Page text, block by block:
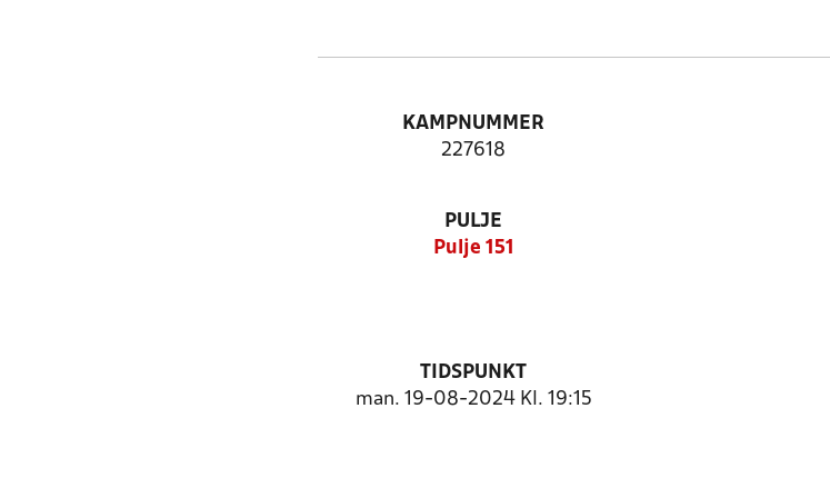
KAMPNUMMER
227618
PULJE
Pulje 151
TIDSPUNKT
man. 19-08-2024 Kl. 19:15